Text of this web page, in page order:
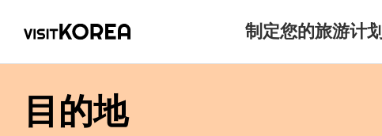
制定您的旅游计划
目的地